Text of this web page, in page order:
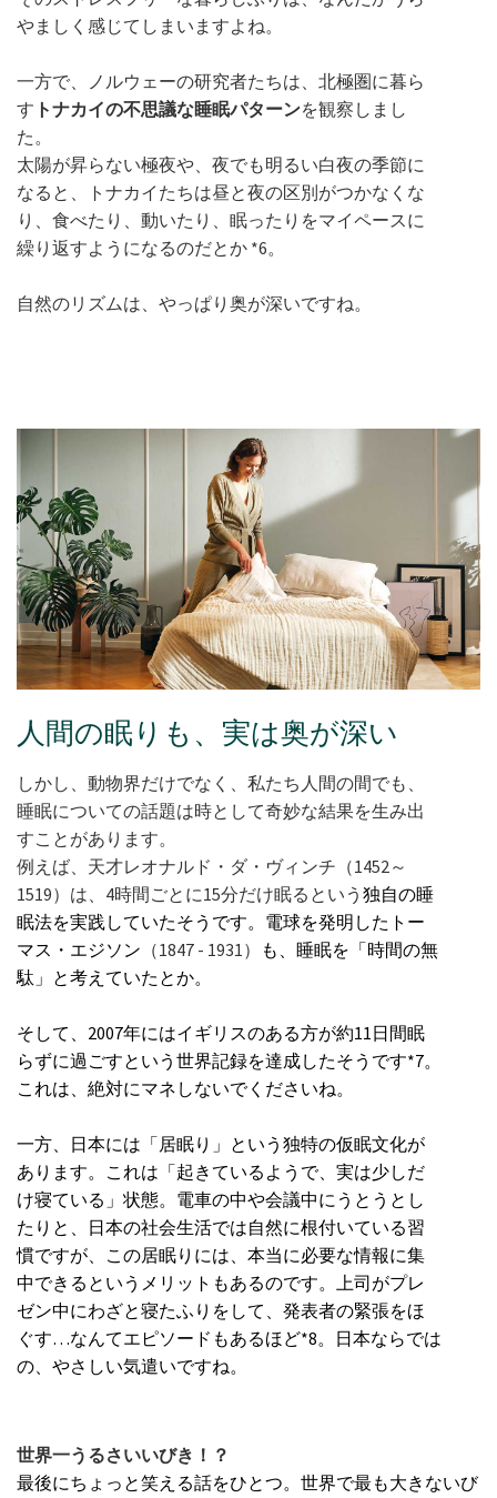
やましく感じてしまいますよね。
一方で、ノルウェーの研究者たちは、北極圏に暮ら
す トナカイの不思議な睡眠パターンを観察しまし
た。
太陽が昇らない極夜や、夜でも明るい白夜の季節に
なると、トナカイたちは昼と夜の区別がつかなくな
り、食べたり、動いたり、眠ったりをマイペースに
繰り返すようになるのだとか *6。
自然のリズムは、やっぱり奥が深いですね。
人間の眠りも、実は奥が深い
しかし、動物界だけでなく、私たち人間の間でも、
睡眠についての話題は時として奇妙な結果を生み出
すことがあります。
例えば、天才レオナルド・ダ・ヴィンチ（1452～
1519）は、4時間ごとに15分だけ眠るという 独自の睡
眠法を実践していたそうです。電球を発明したトー
マス・エジソン （1847 - 1931）
も、睡眠を「時間の無
駄」と考えていたとか。
そして、2007年にはイギリスのある方が約11日間眠
らずに過ごすという世界記録を達成したそうです*7。
これは、絶対にマネしないでくださいね。
一方、日本には「居眠り」という独特の仮眠文化が
あります。これは「起きているようで、実は少しだ
け寝ている」状態。電車の中や会議中にうとうとし
たりと、日本の社会生活では自然に根付いている習
慣ですが、この居眠りには、本当に必要な情報に集
中できるというメリットもあるのです。上司がプレ
ゼン中にわざと寝たふりをして、発表者の緊張をほ
ぐす…なんてエピソードもあるほど*8。日本ならでは
の、やさしい気遣いですね。
世界一うるさいいびき！？
最後にちょっと笑える話をひとつ。世界で最も大きないび